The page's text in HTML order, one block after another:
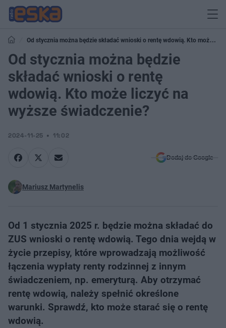
Od stycznia można będzie składać wnioski o rentę wdowią. Kto może
liczyć na wyższe świadczenie?
Od stycznia można będzie
składać wnioski o rentę
wdowią. Kto może liczyć na
wyższe świadczenie?
2024-11-25 11:02
Dodaj do Google
Mariusz Martynelis
Od 1 stycznia 2025 r. będzie można składać do
ZUS wnioski o rentę wdowią. Tego dnia wejdą w
życie przepisy, które wprowadzają możliwość
łączenia wypłaty renty rodzinnej z innym
świadczeniem, np. emeryturą. Aby otrzymać
rentę wdowią, należy spełnić określone
warunki. Sprawdź, kto może starać się o rentę
wdowią.